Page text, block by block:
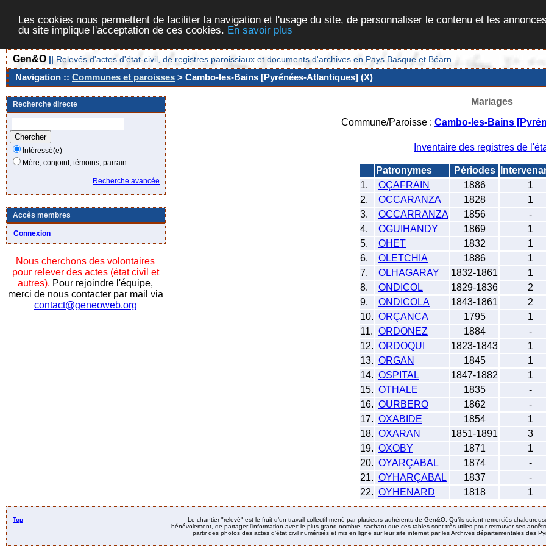
Les cookies nous permettent de faciliter la navigation et l'usage du site, de personnaliser le contenu et les
du site implique l'acceptation de ces cookies. En savoir plus
Gen&O || Relevés d'actes d'état-civil, de registres paroissiaux et documents d'archives en Pays Basque et Béarn
Navigation :: Communes et paroisses > Cambo-les-Bains [Pyrénées-Atlantiques] (X)
Recherche directe
Intéressé(e)
Mère, conjoint, témoins, parrain...
Recherche avancée
Accès membres
Connexion
Nous cherchons des volontaires
pour relever des actes (état civil et
autres). Pour rejoindre l'équipe,
merci de nous contacter par mail via
contact@geneoweb.org
Mariages
Commune/Paroisse : Cambo-les-Bains
Inventaire des registres de
Patronymes Périodes
1.
OÇAFRAIN 1886
1
2.
OCCARANZA 1828
1
3.
OCCARRANZA 1856
-
4.
OGUIHANDY 1869
1
5.
OHET 1832
1
6.
OLETCHIA 1886
1
7.
OLHAGARAY 1832-1861
1
8.
ONDICOL 1829-1836
2
9.
ONDICOLA 1843-1861
2
10. ORÇANCA 1795
1
11. ORDONEZ 1884
-
12. ORDOQUI 1823-1843
1
13. ORGAN 1845
1
14. OSPITAL 1847-1882
1
15. OTHALE 1835
-
16. OURBERO 1862
-
17. OXABIDE 1854
1
18. OXARAN 1851-1891
3
19. OXOBY 1871
1
20. OYARÇABAL 1874
-
21. OYHARÇABAL 1837
-
22. OYHENARD 1818 1
Top
Le chantier "relevé" est le fruit d’un travail collectif mené par plusieurs adhérents de Gen&O. Qu’ils soient remerciés
bénévolement, de partager l’information avec le plus grand nombre, sachant que ces tables sont très utiles pour retrouver ses
partir des photos des actes d’état civil numérisés et mis en ligne sur leur site internet par les Archives départementales des